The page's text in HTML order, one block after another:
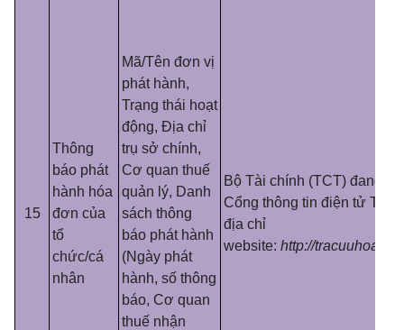
15
Thông
báo phát
hành hóa
đơn của
tổ
chức/cá
nhân
Mã/Tên đơn vị
phát hành,
Trạng thái hoạt
động, Địa chỉ
trụ sở chính,
Cơ quan thuế
quản lý, Danh
sách thông
báo phát hành
(Ngày phát
hành, số thông
báo, Cơ quan
thuế nhận
Bộ Tài chính (TCT) đang
Cổng thông tin điện tử
địa chỉ
website: http://